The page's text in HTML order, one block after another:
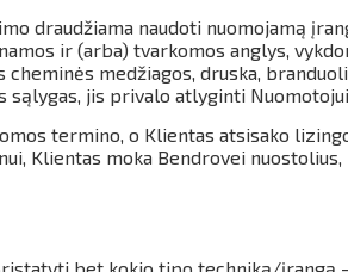
draudžiama naudoti nuomojamą
ir (arba) tvarkomos anglys,
medžiagos, druska,
sąlygas, jis privalo atlyginti
termino, o Klientas atsisako
Klientas moka Bendrovei